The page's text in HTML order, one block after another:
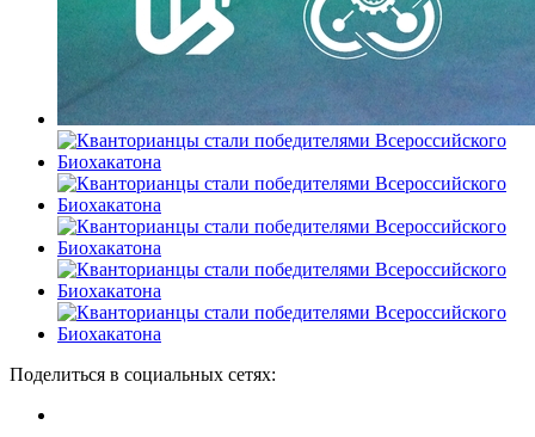
Поделиться в социальных сетях: